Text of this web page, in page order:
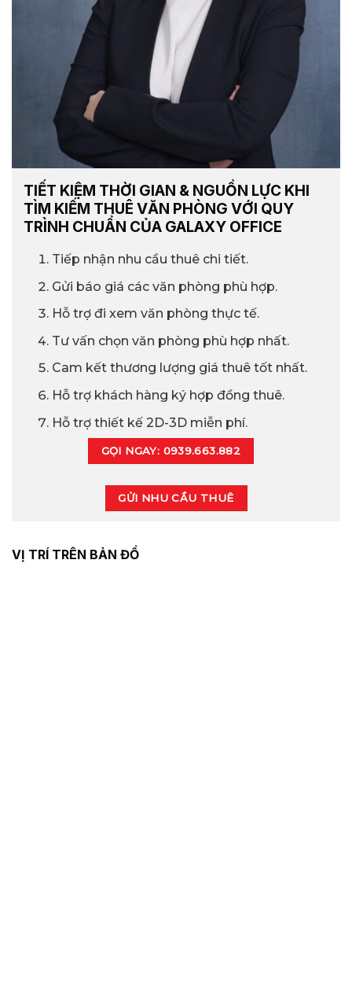
TIẾT KIỆM THỜI GIAN & NGUỒN LỰC KHI
TÌM KIẾM THUÊ VĂN PHÒNG VỚI QUY
TRÌNH CHUẨN CỦA GALAXY OFFICE
Tiếp nhận nhu cầu thuê chi tiết.
Gửi báo giá các văn phòng phù hợp.
Hỗ trợ đi xem văn phòng thực tế.
Tư vấn chọn văn phòng phù hợp nhất.
Cam kết thương lượng giá thuê tốt nhất.
Hỗ trợ khách hàng ký hợp đồng thuê.
Hỗ trợ thiết kế 2D-3D miễn phí.
GỌI NGAY: 0939.663.882
GỬI NHU CẦU THUÊ
VỊ TRÍ TRÊN BẢN ĐỒ